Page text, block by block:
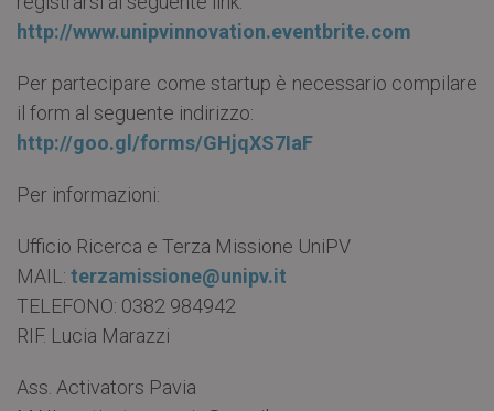
http://www.unipvinnovation.eventbrite.com
Per partecipare come startup è necessario compilare
il form al seguente indirizzo:
http://goo.gl/forms/GHjqXS7IaF
Per informazioni:
Ufficio Ricerca e Terza Missione UniPV
MAIL: terzamissione@unipv.it
TELEFONO: 0382 984942
RIF. Lucia Marazzi
Ass. Activators Pavia